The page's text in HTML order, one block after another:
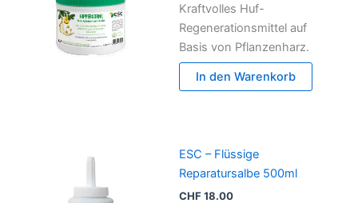
Kraftvolles Huf-
Regenerationsmittel auf
Basis von Pflanzenharz.
In den Warenkorb
ESC – Flüssige
Reparatursalbe 500ml
CHF18.00